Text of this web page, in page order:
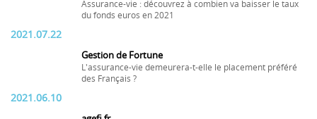
Assurance-vie : découvrez à combien va baisser le taux
du fonds euros en 2021
2021.07.22
Gestion de Fortune
L'assurance-vie demeurera-t-elle le placement préféré
des Français ?
2021.06.10